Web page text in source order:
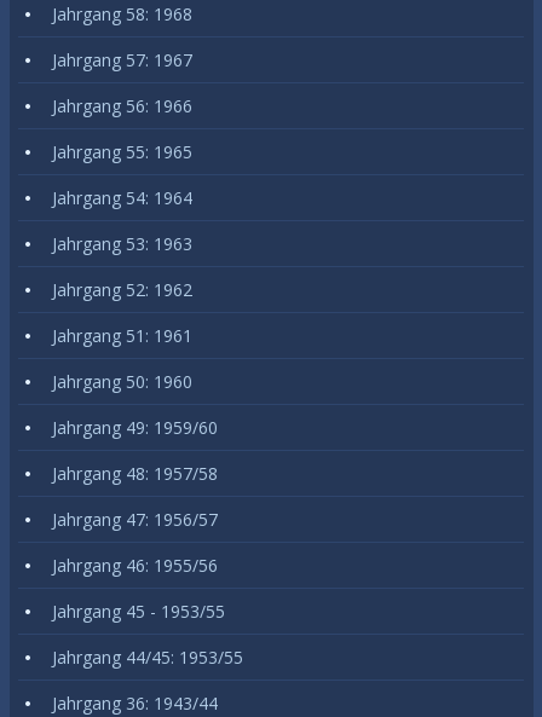
Jahrgang 58: 1968
Jahrgang 57: 1967
Jahrgang 56: 1966
Jahrgang 55: 1965
Jahrgang 54: 1964
Jahrgang 53: 1963
Jahrgang 52: 1962
Jahrgang 51: 1961
Jahrgang 50: 1960
Jahrgang 49: 1959/60
Jahrgang 48: 1957/58
Jahrgang 47: 1956/57
Jahrgang 46: 1955/56
Jahrgang 45 - 1953/55
Jahrgang 44/45: 1953/55
Jahrgang 36: 1943/44